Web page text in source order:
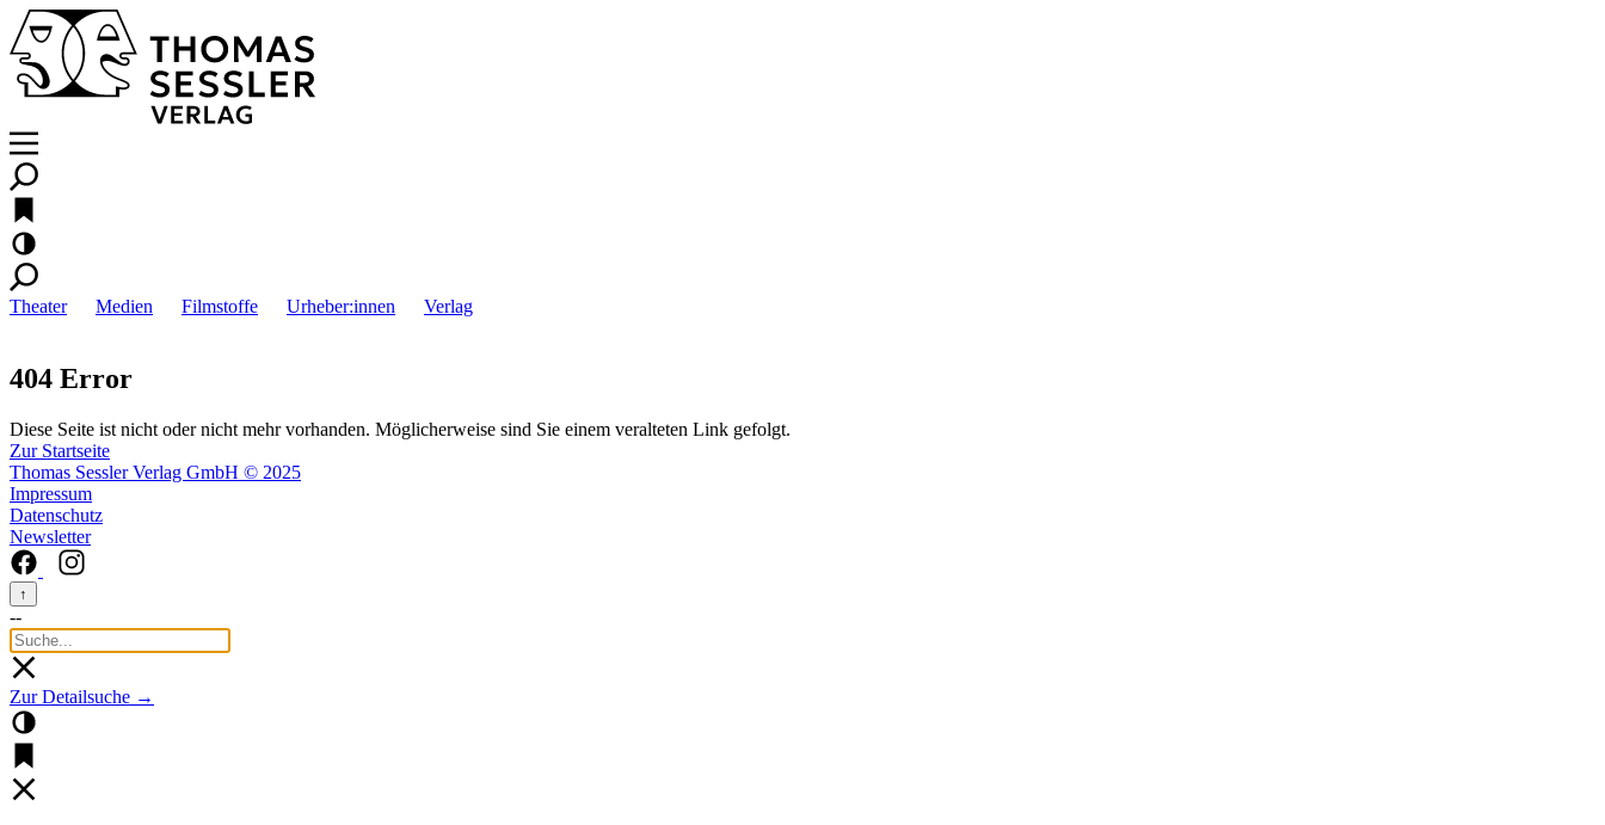
Theater Medien Filmstoffe Urheber:innen Verlag
404 Error
Diese Seite ist nicht oder nicht mehr vorhanden. Möglicherweise sind Sie einem veralteten Link gefolgt.
Zur Startseite
Thomas Sessler Verlag GmbH © 2025
Impressum
Datenschutz
Newsletter
↑
--
Zur Detailsuche →